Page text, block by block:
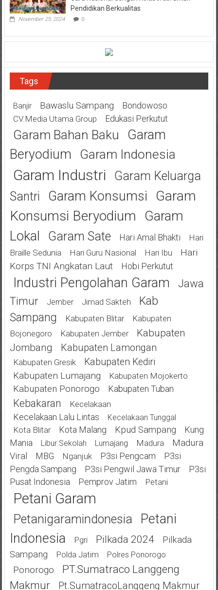
Pendidikan Berkualitas
November 25, 2024 0
Tags
Banjir Bawaslu Sampang Bondowoso
CV.Media Utama Group Edukasi Perkutut
Garam Bahan Baku
Garam
Beryodium
Garam Indonesia
Garam Industri
Garam Keluarga
Santri
Garam Konsumsi
Garam
Konsumsi Beryodium
Garam
Lokal
Garam Sate Hari Amal Bhakti
Hari
Braille Sedunia
Hari Guru Nasional Hari Ibu
Hari
Korps TNI Angkatan Laut
Hobi Perkutut
Industri Pengolahan Garam
Jawa
Timur
Jember Jimad Sakteh
Kab
Sampang
Kabupaten Blitar
Kabupaten
Bojonegoro
Kabupaten Jember
Kabupaten
Jombang
Kabupaten Lamongan
Kabupaten Gresik
Kabupaten Kediri
Kabupaten Lumajang
Kabupaten Mojokerto
Kabupaten Ponorogo Kabupaten Tuban
Kebakaran Kecelakaan
Kecelakaan Lalu Lintas Kecelakaan Tunggal
Kota Blitar Kota Malang Kpud Sampang
Kung
Mania
Libur Sekolah Lumajang Madura
Madura
Viral
MBG Nganjuk P3si Pengcam
P3si
Pengda Sampang
P3si Pengwil Jawa Timur
P3si
Pusat Indonesia
Pemprov Jatim Petani
Petani Garam
Petanigaramindonesia
Petani
Indonesia
Pgri Pilkada 2024
Pilkada
Sampang
Polda Jatim Polres Ponorogo
Ponorogo
PT.Sumatraco Langgeng
Makmur
Pt.SumatracoLanggeng Makmur